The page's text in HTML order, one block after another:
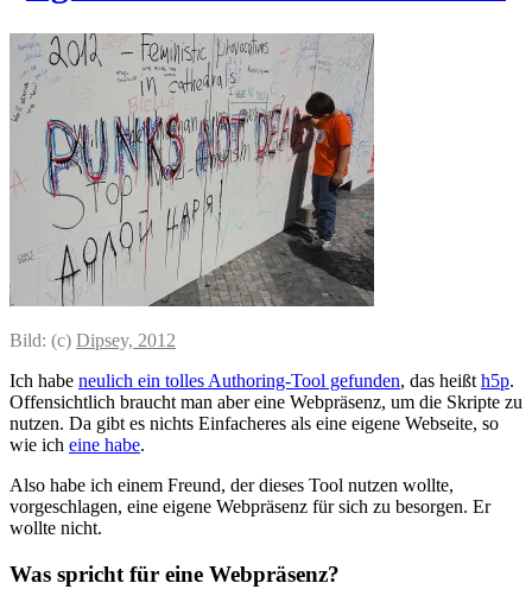
Bild: (c) Dipsey, 2012
Ich habe neulich ein tolles Authoring-Tool gefunden, das heißt h5p.
Offensichtlich braucht man aber eine Webpräsenz, um die Skripte zu
nutzen. Da gibt es nichts Einfacheres als eine eigene Webseite, so
wie ich eine habe.
Also habe ich einem Freund, der dieses Tool nutzen wollte,
vorgeschlagen, eine eigene Webpräsenz für sich zu besorgen. Er
wollte nicht.
Was spricht für eine Webpräsenz?